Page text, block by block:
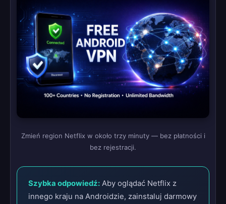
Zmień region Netflix w około trzy minuty — bez płatności i
bez rejestracji.
Szybka odpowiedź: Aby oglądać Netflix z
innego kraju na Androidzie, zainstaluj darmowy